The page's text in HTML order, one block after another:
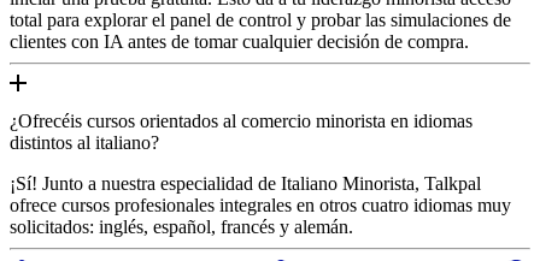
total para explorar el panel de control y probar las simulaciones de
clientes con IA antes de tomar cualquier decisión de compra.
¿Ofrecéis cursos orientados al comercio minorista en idiomas
distintos al italiano?
¡Sí! Junto a nuestra especialidad de Italiano Minorista, Talkpal
ofrece cursos profesionales integrales en otros cuatro idiomas muy
solicitados: inglés, español, francés y alemán.